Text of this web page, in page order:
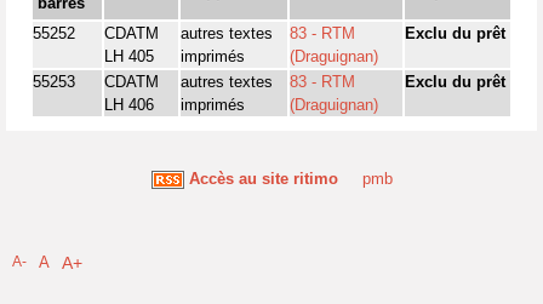
55252
CDATM
LH 405
autres textes
imprimés
83 - RTM
(Draguignan)
Exclu du prêt
55253
CDATM
LH 406
autres textes
imprimés
83 - RTM
(Draguignan)
Exclu du prêt
Accès au site ritimo pmb
A- A A+